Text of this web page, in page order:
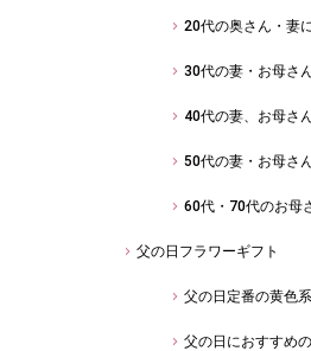
20代の奥さん・妻
30代の妻・お母さ
40代の妻、お母さ
50代の妻・お母さ
60代・70代のお母
父の日フラワーギフト
父の日定番の黄色
父の日におすすめ